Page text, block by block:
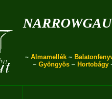
~ Almamellék~
~ Gyöngyös~ Hortobágy